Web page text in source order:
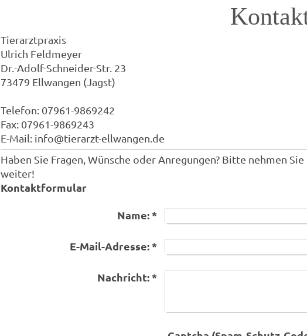
Tierarztpraxis
Ulrich Feldmeyer
Dr.-Adolf-Schneider-Str. 23
73479 Ellwangen (Jagst)
Telefon: 07961-9869242
Fax: 07961-9869243
E-Mail: info@tierarzt-ellwangen.de
Haben Sie Fragen, Wünsche oder Anregungen? Bitte nehmen
weiter!
Kontaktformular
Name:*
E-Mail-Adresse:*
Nachricht:*